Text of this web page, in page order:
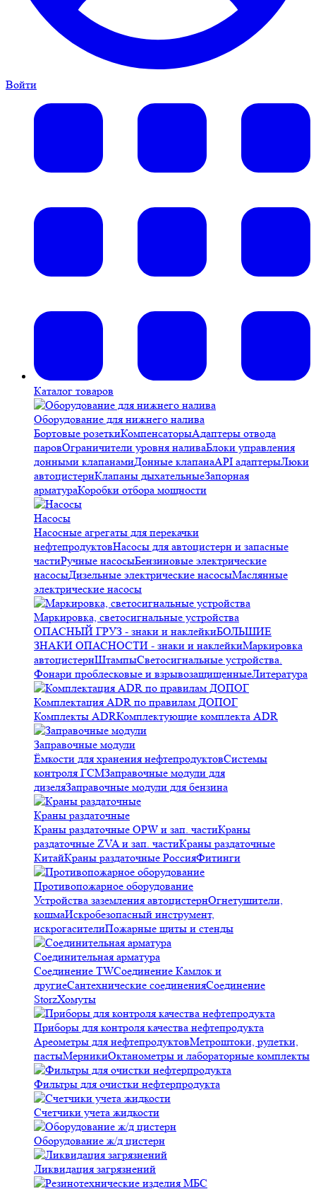
Войти
Каталог товаров
Оборудование для нижнего налива
Бортовые розеткиКомпенсаторыАдаптеры отвода
паровОграничители уровня наливаБлоки управления
донными клапанамиДонные клапанаAPI адаптерыЛюки
автоцистернКлапаны дыхательныеЗапорная
арматураКоробки отбора мощности
Насосы
Насосные агрегаты для перекачки
нефтепродуктовНасосы для автоцистерн и запасные
частиРучные насосыБензиновые электрические
насосыДизельные электрические насосыМаслянные
электрические насосы
Маркировка, светосигнальные устройства
ОПАСНЫЙ ГРУЗ - знаки и наклейкиБОЛЬШИЕ
ЗНАКИ ОПАСНОСТИ - знаки и наклейкиМаркировка
автоцистернШтампыСветосигнальные устройства.
Фонари проблесковые и взрывозащищенныеЛитература
Комплектация ADR по правилам ДОПОГ
Комплекты ADRКомплектующие комплекта ADR
Заправочные модули
Ёмкости для хранения нефтепродуктовСистемы
контроля ГСМЗаправочные модули для
дизеляЗаправочные модули для бензина
Краны раздаточные
Краны раздаточные OPW и зап. частиКраны
раздаточные ZVA и зап. частиКраны раздаточные
КитайКраны раздаточные РоссияФитинги
Противопожарное оборудование
Устройства заземления автоцистернОгнетушители,
кошмаИскробезопасный инструмент,
искрогасителиПожарные щиты и стенды
Соединительная арматура
Соединение TWСоединение Камлок и
другиеСантехнические соединенияСоединение
StorzХомуты
Приборы для контроля качества нефтепродукта
Ареометры для нефтепродуктовМетроштоки, рулетки,
пастыМерникиОктанометры и лабораторные комплекты
Фильтры для очистки нефтерпродукта
Счетчики учета жидкости
Оборудование ж/д цистерн
Ликвидация загрязнений